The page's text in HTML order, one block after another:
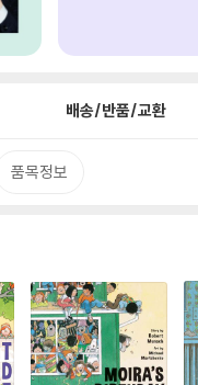
배송/반품/교환
품목정보